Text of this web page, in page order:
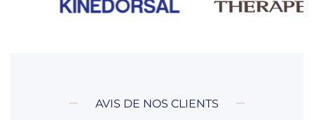
AVIS DE NOS CLIENTS